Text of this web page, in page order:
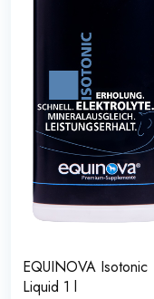
EQUINOVA Isotonic
Liquid 1 l